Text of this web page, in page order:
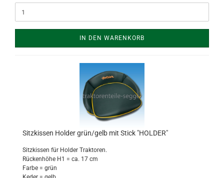
IN DEN WARENKORB
Sitzkissen Holder grün/gelb mit Stick "HOLDER"
Sitzkissen für Holder Traktoren.
Rückenhöhe H1 = ca. 17 cm
Farbe = grün